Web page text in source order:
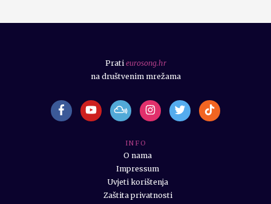
I N F O
O nama
Impressum
Uvjeti korištenja
Zaštita privatnosti
Prati eurosong.hr
na društvenim mrežama